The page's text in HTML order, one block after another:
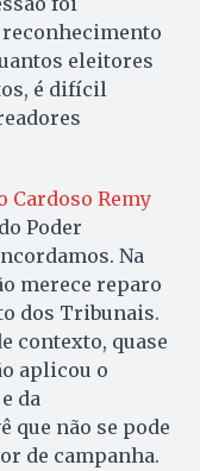
eleitores
é difícil
Cardoso Remy
Poder
Na
merece reparo
dos Tribunais.
contexto, quase
aplicou o
da
que não se pode
de campanha.